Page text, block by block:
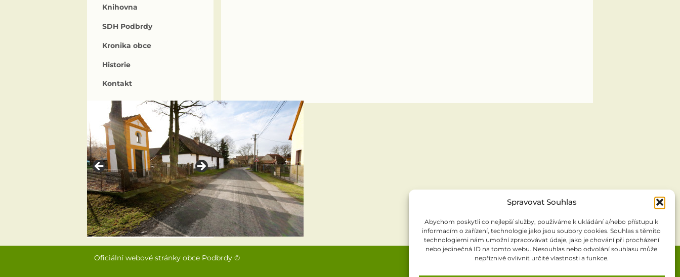
Spravovat Souhlas
Abychom poskytli co nejlepší služby, používáme k ukládání a/nebo přístupu k
informacím o zařízení, technologie jako jsou soubory cookies. Souhlas s těmito
technologiemi nám umožní zpracovávat údaje, jako je chování při procházení
nebo jedinečná ID na tomto webu. Nesouhlas nebo odvolání souhlasu může
nepříznivě ovlivnit určité vlastnosti a funkce.
Knihovna
SDH Podbrdy
Kronika obce
Historie
Kontakt
Oficiální webové stránky obce Podbrdy ©